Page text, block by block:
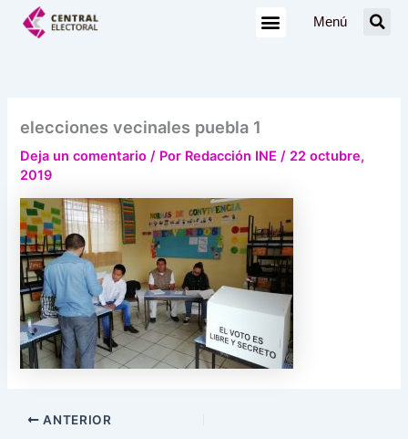
Menú
elecciones vecinales puebla 1
Deja un comentario / Por Redacción INE/ 22 octubre,
2019
ANTERIOR